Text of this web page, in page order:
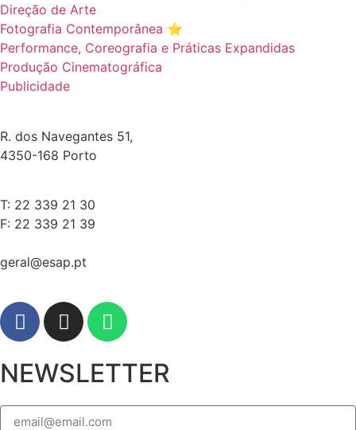
Direção de Arte
Fotografia Contemporânea ⭐️
Performance, Coreografia e Práticas Expandidas
Produção Cinematográfica
Publicidade
R. dos Navegantes 51,
4350-168 Porto
T: 22 339 21 30
F: 22 339 21 39
geral@esap.pt
NEWSLETTER